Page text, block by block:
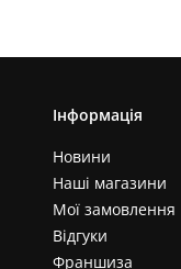
Інформація
Новини
Наші магазини
Мої замовлення
Відгуки
Франшиза